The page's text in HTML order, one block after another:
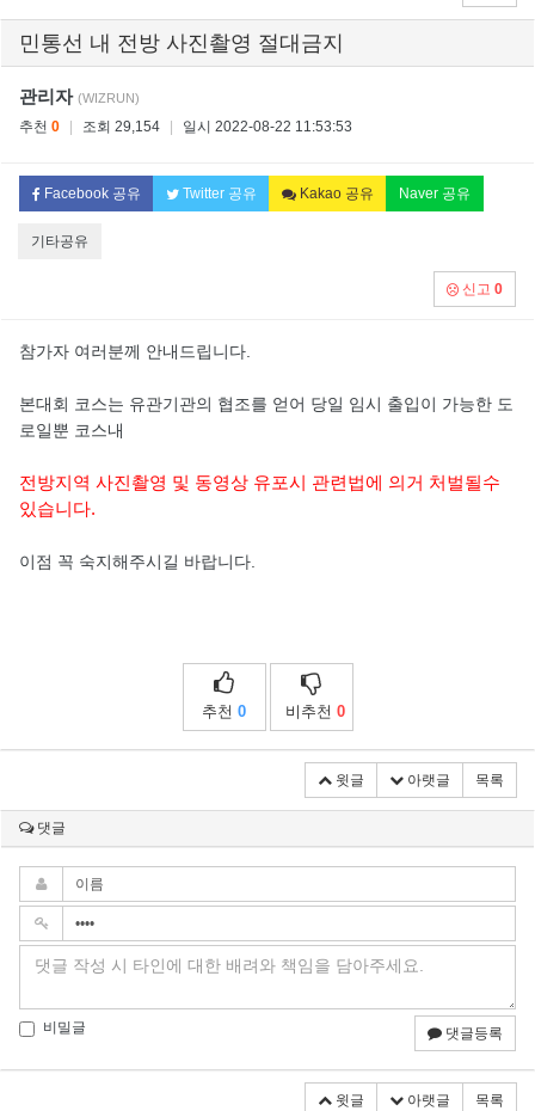
민통선 내 전방 사진촬영 절대금지
관리자 (WIZRUN)
추천 0 조회 29,154 일시 2022-08-22 11:53:53
Facebook 공유 Twitter 공유 Kakao 공유 Naver 공유
기타공유
신고 0
참가자 여러분께 안내드립니다.
본대회 코스는 유관기관의 협조를 얻어 당일 임시 출입이 가능한 도
로일뿐 코스내
전방지역 사진촬영 및 동영상 유포시 관련법에 의거 처벌될수
있습니다.
이점 꼭 숙지해주시길 바랍니다.
추천 0 비추천 0
윗글 아랫글 목록
댓글
비밀글 댓글등록
윗글 아랫글 목록